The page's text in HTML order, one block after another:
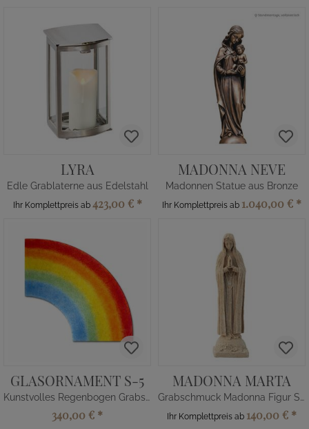
LYRA
Edle Grablaterne aus Edelstahl
Ihr Komplettpreis ab 423,00 € *
MADONNA NEVE
Madonnen Statue aus Bronze
Ihr Komplettpreis ab 1.040,00 € *
GLASORNAMENT S-5
Kunstvolles Regenbogen Grabstein Glas Element
340,00 € *
MADONNA MARTA
Grabschmuck Madonna Figur Steinguss
Ihr Komplettpreis ab 140,00 € *